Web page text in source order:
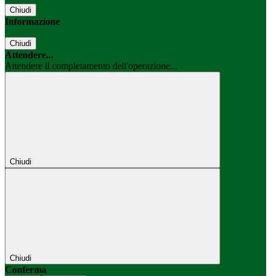
Chiudi
Informazione
Chiudi
Attendere...
Attendere il completamento dell'operazione...
Chiudi
Chiudi
Conferma